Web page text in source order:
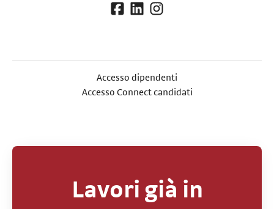
Accesso dipendenti
Accesso Connect candidati
Lavori già in